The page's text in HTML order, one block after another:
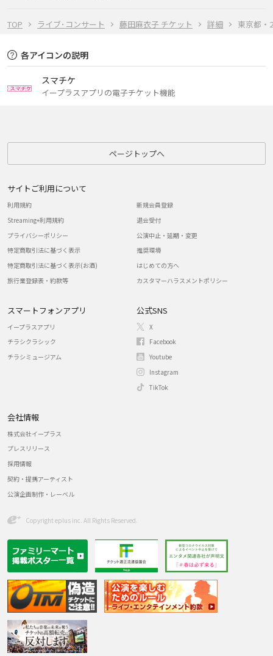
TOP ライブ･コンサート 藤田麻衣子 チケット 詳細 東京都・
各アイコンの説明
スマチケ
イープラスアプリの電子チケット機能
ページトップへ
サイトご利用について
利用規約
Streaming+利用規約
プライバシーポリシー
特定商取引法に基づく表示
特定商取引法に基づく表示(お酒)
旅行業登録表・約款等
新規会員登録
退会受付
公演中止・延期・変更
推奨環境
はじめての方へ
カスタマーハラスメントポリシー
スマートフォンアプリ
イープラスアプリ
チラシクラシック
チラシミュージアム
公式SNS
X
Facebook
Youtube
Instagram
TikTok
会社情報
株式会社イープラス
プレスリリース
採用情報
契約・提携アーティスト
公演企画制作・レーベル
Copyright eplus inc. All Rights Reserved.